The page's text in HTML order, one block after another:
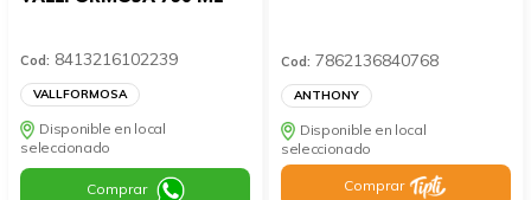
Cod: 8413216102239
VALLFORMOSA
Disponible en local
seleccionado
Comprar
Cod: 7862136840768
ANTHONY
Disponible en local
seleccionado
Comprar